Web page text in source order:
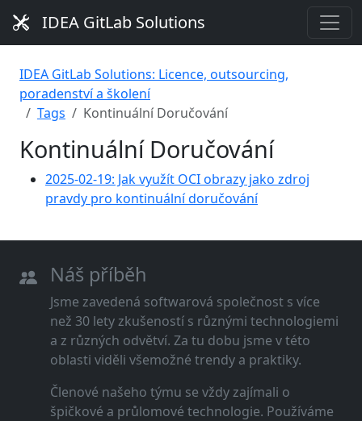
IDEA GitLab Solutions
IDEA GitLab Solutions: Licence, outsourcing,
poradenství a školení
Tags
Kontinuální Doručování
Kontinuální Doručování
2025-02-19: Jak využít OCI obrazy jako zdroj
pravdy pro kontinuální doručování
Náš příběh
Jsme zavedená softwarová společnost s více
než 30 lety zkušeností s různými technologiemi
a z různých odvětví. Za tu dobu jsme v této
oblasti viděli všemožné trendy a praktiky.
Členové našeho týmu se vždy zajímali o
špičkové a průlomové technologie. Používáme